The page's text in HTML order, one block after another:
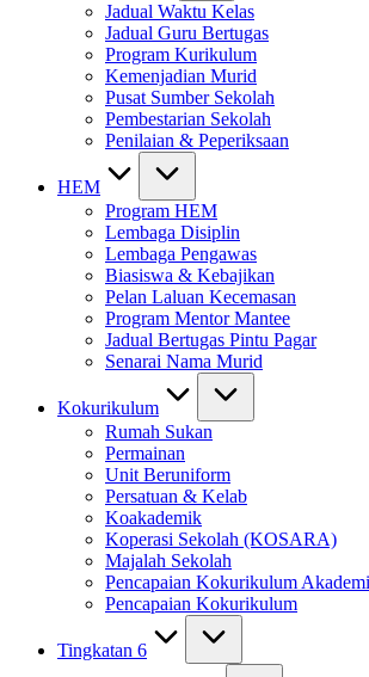
Jadual Waktu Kelas
Jadual Guru Bertugas
Program Kurikulum
Kemenjadian Murid
Pusat Sumber Sekolah
Pembestarian Sekolah
Penilaian & Peperiksaan
HEM
Program HEM
Lembaga Disiplin
Lembaga Pengawas
Biasiswa & Kebajikan
Pelan Laluan Kecemasan
Program Mentor Mantee
Jadual Bertugas Pintu Pagar
Senarai Nama Murid
Kokurikulum
Rumah Sukan
Permainan
Unit Beruniform
Persatuan & Kelab
Koakademik
Koperasi Sekolah (KOSARA)
Majalah Sekolah
Pencapaian Kokurikulum
Pencapaian Kokurikulum
Tingkatan 6